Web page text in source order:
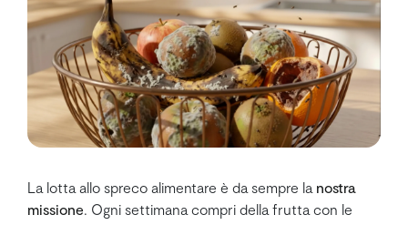
La lotta allo spreco alimentare è da sempre la nostra
missione . Ogni settimana compri della frutta con le